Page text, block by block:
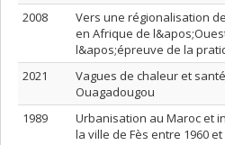
2008
Vers une régionalisation
en Afrique de
l&apos;épreuve de la
2021
Vagues de chaleur et
Ouagadougou
1989
Urbanisation au Maroc et
la ville de Fès entre 1960 et